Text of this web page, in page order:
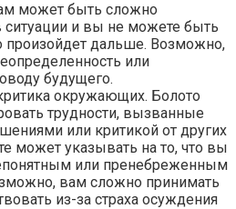
может быть сложно
ситуации и вы не можете быть
произойдет дальше. Возможно,
или
будущего.
окружающих. Болото
трудности, вызванные
или критикой от других
может указывать на то, что вы
или пренебреженным
вам сложно принимать
из-за страха осуждения